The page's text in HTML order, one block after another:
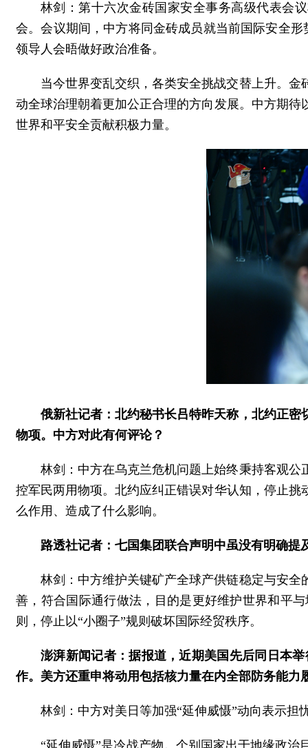
林剑：第十六次金砖国家安全事务高级代表会
会。会议期间，中方将同金砖成员就当前国际安全
领导人会晤做好政治准备。
当今世界变乱交织，各类安全挑战交替上升。
动全球治理朝着更加公正合理的方向发展。中方期
世界和平安全贡献积极力量。
俄新社记者：北约秘书长吕特昨天称，北约正
物项。中方对此有何评论？
林剑：中方在乌克兰危机问题上始终秉持客观
控军民两用物项。北约应纠正错误对华认知，停止
么作用、造成了什么影响。
路透社记者：七国集团联合声明中虽没有明确
林剑：中方维护关键矿产全球产供链稳定与安
善，符合国际通行做法，目的是更好维护世界和平
则，停止以“小圈子”规则破坏国际经贸秩序。
澎湃新闻记者：据报道，近期美国先后同日本
作。美方还重申将动用包括核力量在内全部防务能
林剑：中方对美日等加强“延伸威慑”动向表示担
“延伸威慑”是冷战产物。个别国家出于地缘政